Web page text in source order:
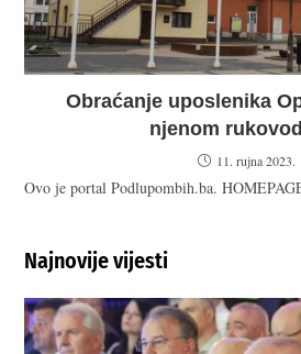
Obraćanje uposlenika
njenom
11. rujna 2023.
Ovo je portal Podlupombih.ba.
Najnovije vijesti